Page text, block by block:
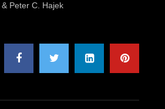
Peter C. Hajek